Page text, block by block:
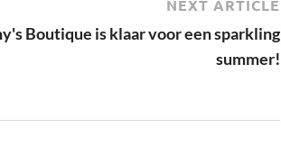
NEXT ARTICLE
Boutique is klaar voor een sparkling
summer!